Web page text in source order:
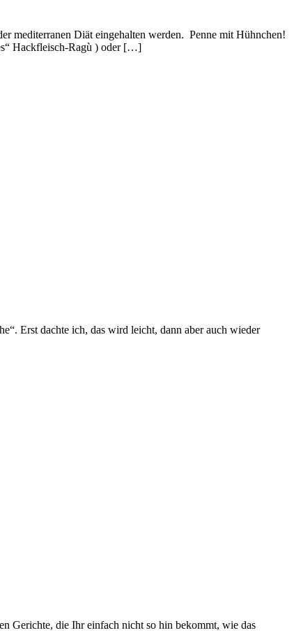
mediterranen Diät eingehalten werden. Penne mit Hühnchen!
Hackfleisch-Ragù ) oder […]
Erst dachte ich, das wird leicht, dann aber auch wieder
Gerichte, die Ihr einfach nicht so hin bekommt, wie das